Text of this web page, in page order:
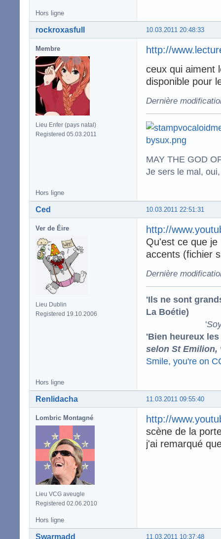
Hors ligne
10.03.2011 20:48:33
rockroxasfull
Membre
Lieu Enfer (pays natal)
Registered 05.03.2011
http://
ceux qui aiment
disponible pour
Dernière
MAY THE GOD
Je sers le mal,
Hors ligne
10.03.2011 22:51:31
Ced
Ver de Éire
Lieu Dublin
Registered 19.10.2006
http://
Qu'est ce que
accents (fichier
Dernière
'Ils ne sont
La Boétie)
'
'Bien heureux
selon St Emilion,
Smile, you're on
Hors ligne
11.03.2011 09:55:40
Renlidacha
Lombric Montagné
Lieu VCG aveugle
Registered 02.06.2010
http://
scène de la
j'ai remarqué
Hors ligne
11.03.2011 10:37:48
Swarmadd